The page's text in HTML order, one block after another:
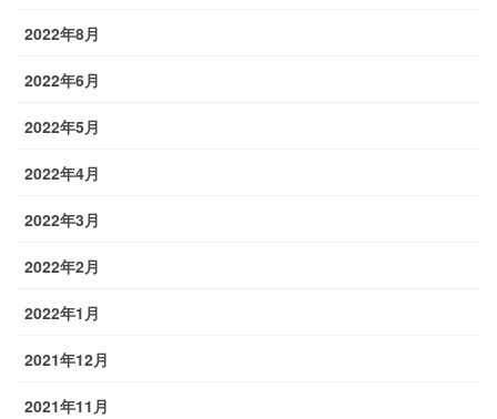
2022年8月
2022年6月
2022年5月
2022年4月
2022年3月
2022年2月
2022年1月
2021年12月
2021年11月